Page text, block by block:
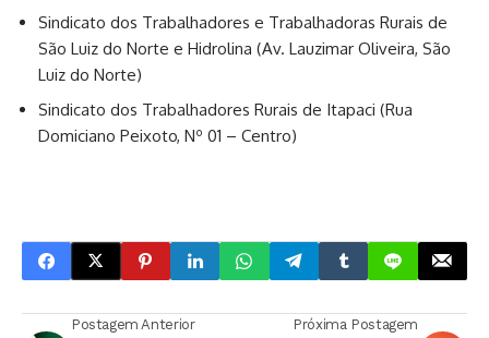
Sindicato dos Trabalhadores e Trabalhadoras Rurais de
São Luiz do Norte e Hidrolina (Av. Lauzimar Oliveira, São
Luiz do Norte)
Sindicato dos Trabalhadores Rurais de Itapaci (Rua
Domiciano Peixoto, Nº 01 – Centro)
Postagem Anterior Próxima Postagem